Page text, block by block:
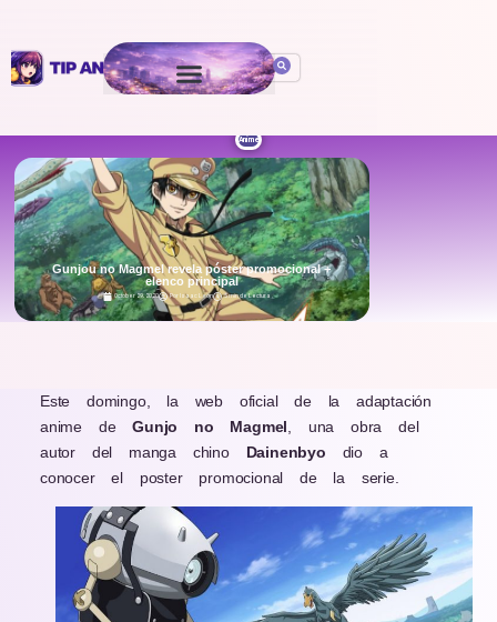
Anime
Gunjou no Magmel revela póster promocional +
elenco principal
October 29, 2020 Por Isaac León 5 min de Lectura .
Este domingo, la web oficial de la adaptación
anime deGunjo no Magmel , una obra del
autor del manga chino Dainenbyo dio a
conocer el poster promocional de la serie.